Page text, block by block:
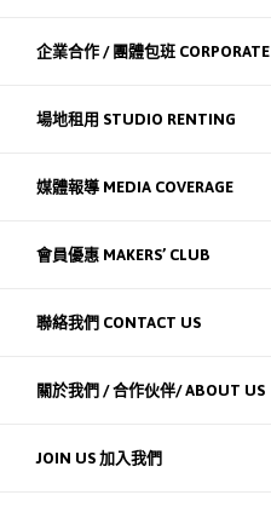
企業合作 / 團體包班 CORPORATE
場地租用 STUDIO RENTING
媒體報導 MEDIA COVERAGE
會員優惠 MAKERS’ CLUB
聯絡我們 CONTACT US
關於我們 / 合作伙伴/ ABOUT US
JOIN US 加入我們